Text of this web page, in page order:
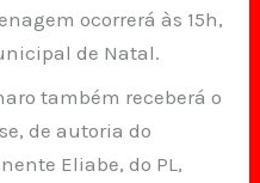
ocorrerá às 15h,
de Natal.
também receberá o
de autoria do
Eliabe, do PL,